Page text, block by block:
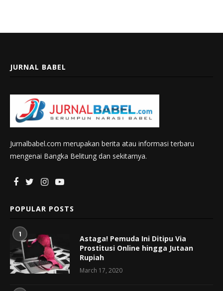
JURNAL BABEL
Jurnalbabel.com merupakan berita atau informasi terbaru
mengenai Bangka Belitung dan sekitarnya.
POPULAR POSTS
1
Astaga! Pemuda Ini Ditipu Via
Prostitusi Online hingga Jutaan
Rupiah
March 17, 2020